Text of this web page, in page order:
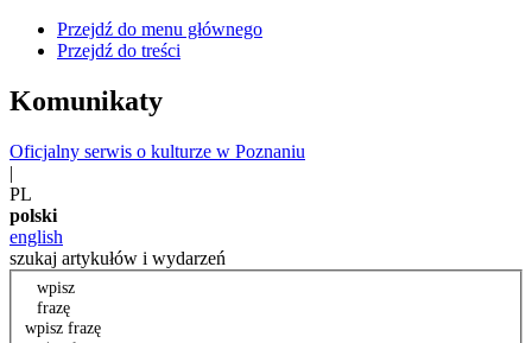
Przejdź do menu głównego
Przejdź do treści
Komunikaty
Oficjalny serwis o kulturze w Poznaniu
|
PL
polski
english
szukaj artykułów i wydarzeń
wpisz
frazę
wpisz frazę